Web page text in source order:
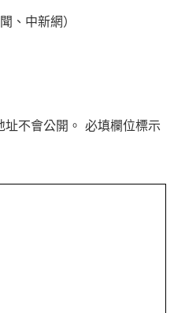
、中新網）
不會公開。 必填欄位標示